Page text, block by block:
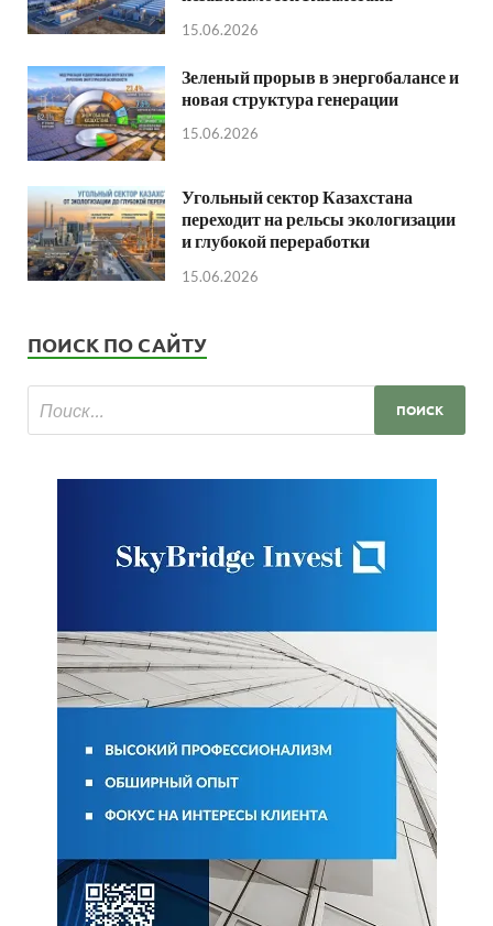
15.06.2026
Зеленый прорыв в энергобалансе и
новая структура генерации
15.06.2026
Угольный сектор Казахстана
переходит на рельсы экологизации
и глубокой переработки
15.06.2026
ПОИСК ПО САЙТУ